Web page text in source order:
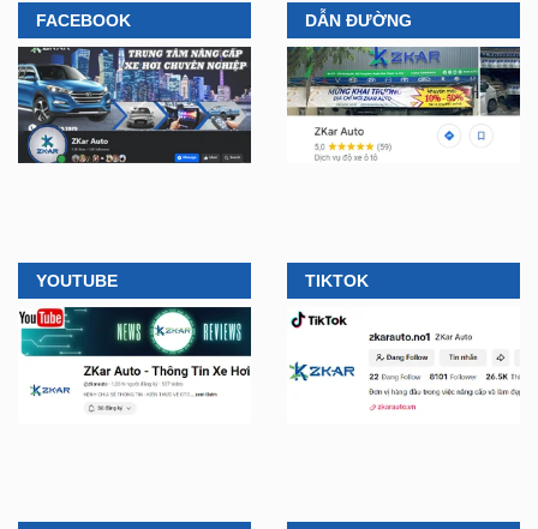
FACEBOOK DẪN ĐƯỜNG
YOUTUBE TIKTOK